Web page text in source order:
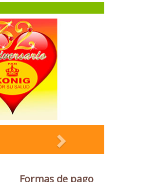
Formas de pago